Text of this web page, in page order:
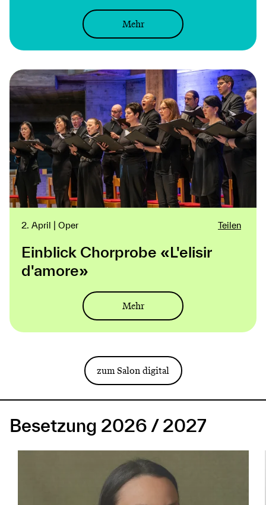
Mehr
2. April | Oper Teilen
Einblick Chorprobe «L'elisir
d'amore»
Mehr
zum Salon digital
Besetzung 2026 / 2027